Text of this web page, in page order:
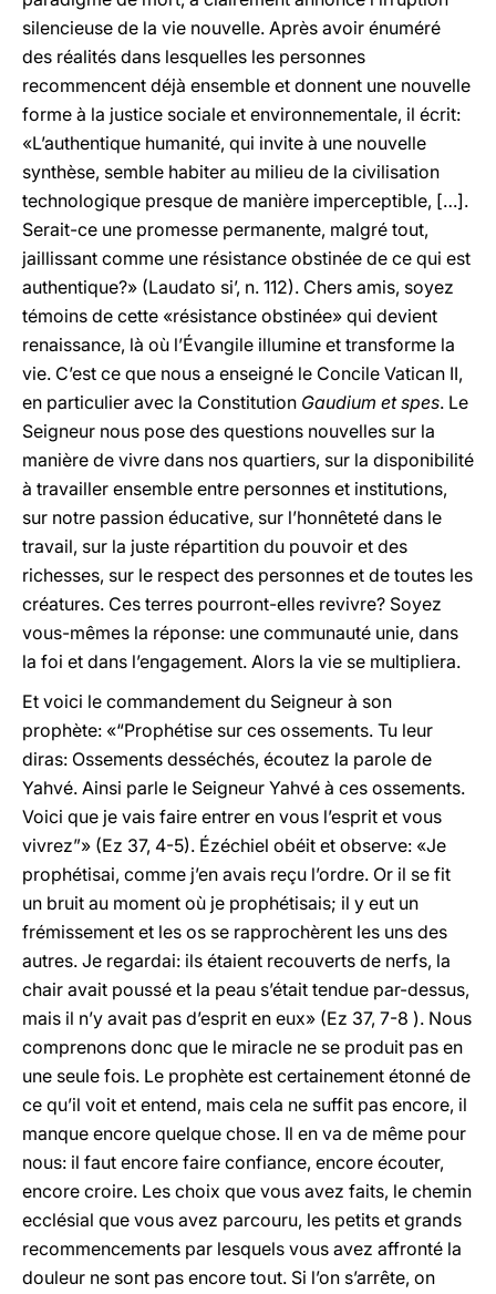
silencieuse de la vie nouvelle. Après avoir énuméré
des réalités dans lesquelles les personnes
recommencent déjà ensemble et donnent une nouvelle
forme à la justice sociale et environnementale, il écrit:
«L’authentique humanité, qui invite à une nouvelle
synthèse, semble habiter au milieu de la civilisation
technologique presque de manière imperceptible, […].
Serait-ce une promesse permanente, malgré tout,
jaillissant comme une résistance obstinée de ce qui est
authentique?» (Laudato si’, n. 112). Chers amis, soyez
témoins de cette «résistance obstinée» qui devient
renaissance, là où l’Évangile illumine et transforme la
vie. C’est ce que nous a enseigné le Concile Vatican II,
en particulier avec la Constitution Gaudium et spes. Le
Seigneur nous pose des questions nouvelles sur la
manière de vivre dans nos quartiers, sur la disponibilité
à travailler ensemble entre personnes et institutions,
sur notre passion éducative, sur l’honnêteté dans le
travail, sur la juste répartition du pouvoir et des
richesses, sur le respect des personnes et de toutes les
créatures. Ces terres pourront-elles revivre? Soyez
vous-mêmes la réponse: une communauté unie, dans
la foi et dans l’engagement. Alors la vie se multipliera.
Et voici le commandement du Seigneur à son
prophète: «“Prophétise sur ces ossements. Tu leur
diras: Ossements desséchés, écoutez la parole de
Yahvé. Ainsi parle le Seigneur Yahvé à ces ossements.
Voici que je vais faire entrer en vous l’esprit et vous
vivrez”» (Ez 37, 4-5). Ézéchiel obéit et observe: «Je
prophétisai, comme j’en avais reçu l’ordre. Or il se fit
un bruit au moment où je prophétisais; il y eut un
frémissement et les os se rapprochèrent les uns des
autres. Je regardai: ils étaient recouverts de nerfs, la
chair avait poussé et la peau s’était tendue par-dessus,
mais il n’y avait pas d’esprit en eux» (Ez 37, 7-8 ). Nous
comprenons donc que le miracle ne se produit pas en
une seule fois. Le prophète est certainement étonné de
ce qu’il voit et entend, mais cela ne suffit pas encore, il
manque encore quelque chose. Il en va de même pour
nous: il faut encore faire confiance, encore écouter,
encore croire. Les choix que vous avez faits, le chemin
ecclésial que vous avez parcouru, les petits et grands
recommencements par lesquels vous avez affronté la
douleur ne sont pas encore tout. Si l’on s’arrête, on